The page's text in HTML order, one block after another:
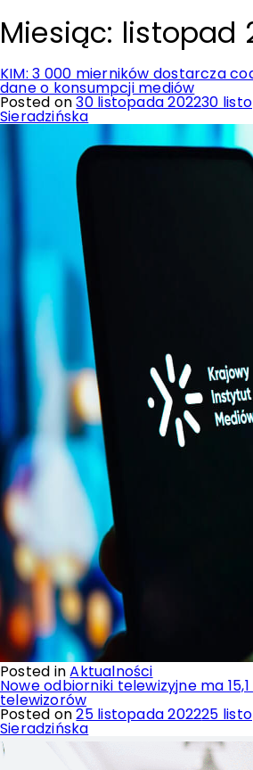
Miesiąc: listopad
KIM: 3 000 mierników dostarcza
dane o konsumpcji mediów
Posted on30 listopada 202230
Sieradzińska
Posted inAktualności
Nowe odbiorniki telewizyjne ma
telewizorów
Posted on25 listopada 202225
Sieradzińska